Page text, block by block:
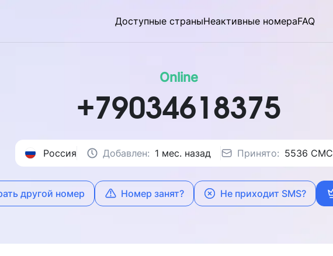
Доступные страныНеактивные номераFAQ
Online
+79034618375
Россия Добавлен: 1 мес. назад Принято: 5536 CMC
другой номер Номер занят? Не приходит SMS?